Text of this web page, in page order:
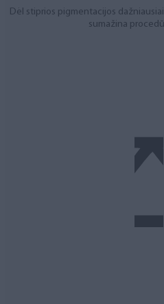
Dėl stiprios pigmentacijos
sumažina